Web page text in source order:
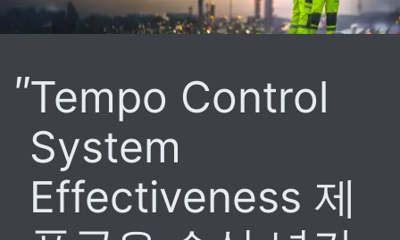
Tempo Control
System
Effectiveness 제